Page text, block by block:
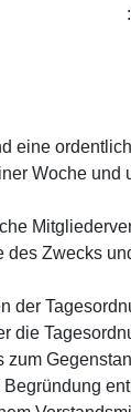
eine
Woche
des Zwecks
der
die